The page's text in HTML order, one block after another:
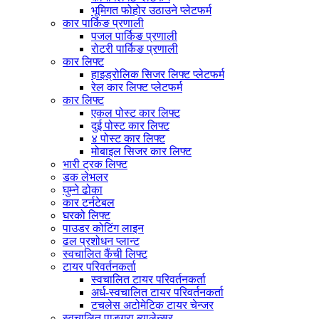
भूमिगत फोहोर उठाउने प्लेटफर्म
कार पार्किङ प्रणाली
पजल पार्किङ प्रणाली
रोटरी पार्किङ प्रणाली
कार लिफ्ट
हाइड्रोलिक सिजर लिफ्ट प्लेटफर्म
रेल कार लिफ्ट प्लेटफर्म
कार लिफ्ट
एकल पोस्ट कार लिफ्ट
दुई पोस्ट कार लिफ्ट
४ पोस्ट कार लिफ्ट
मोबाइल सिजर कार लिफ्ट
भारी ट्रक लिफ्ट
डक लेभलर
घुम्ने ढोका
कार टर्नटेबल
घरको लिफ्ट
पाउडर कोटिंग लाइन
ढल प्रशोधन प्लान्ट
स्वचालित कैंची लिफ्ट
टायर परिवर्तनकर्ता
स्वचालित टायर परिवर्तनकर्ता
अर्ध-स्वचालित टायर परिवर्तनकर्ता
टचलेस अटोमेटिक टायर चेन्जर